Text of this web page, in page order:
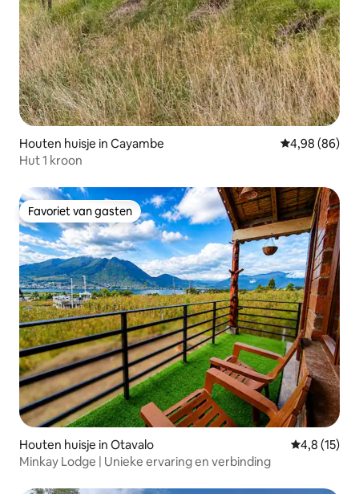
Houten huisje in Cayambe Gemiddelde
4,98 (86)
Hut 1 kroon
Favoriet van gasten
Favoriet van gasten
Houten huisje in Otavalo
4,8 (15)
Minkay Lodge | Unieke ervaring en verbinding